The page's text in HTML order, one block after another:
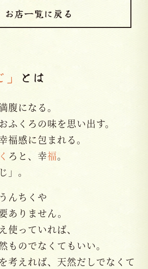
お店一覧に戻る
とは
腹になる。
ふくろの味を思い出す。
福感に包まれる。
ろと、幸福。
」。
んちくや
ありません。
使っていれば、
ものでなくてもいい。
考えれば、天然だしでなくて